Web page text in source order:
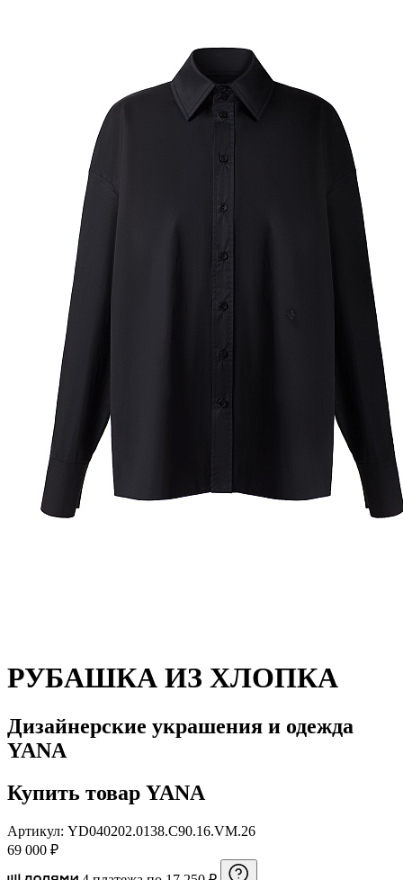
РУБАШКА ИЗ ХЛОПКА
Дизайнерские украшения и одежда
YANA
Купить товар YANA
Артикул: YD040202.0138.C90.16.VM.26
69 000 ₽